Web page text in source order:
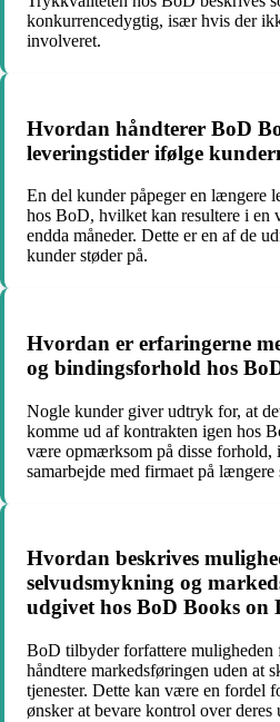
konkurrencedygtig, især hvis der
involveret.
Hvordan håndterer BoD
leveringstider ifølge
En del kunder påpeger en længere
hos BoD, hvilket kan resultere i en
endda måneder. Dette er en af de
kunder støder på.
Hvordan er erfaringerne
og bindingsforhold hos
Nogle kunder giver udtryk for, at
komme ud af kontrakten igen hos
være opmærksom på disse forhold,
samarbejde med firmaet på længere
Hvordan beskrives
selvudsmykning og
udgivet hos BoD Books on
BoD tilbyder forfattere muligheden
håndtere markedsføringen uden at
tjenester. Dette kan være en fordel
ønsker at bevare kontrol over deres